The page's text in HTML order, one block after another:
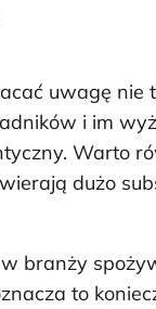
uwagę
i im
Warto
dużo
w branży
to